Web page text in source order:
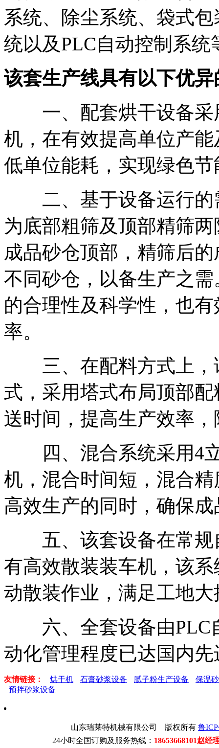
系统、除尘系统、袋式
统以及PLC自动控制系统
该套生产线具有以下优
一、配套烘干设备采
机，在有效提高单位产
低单位能耗，实现绿色
二、基于设备运行的
为底部粗筛及顶部精筛
成品砂仓顶部，精筛后
不同砂仓，以备生产之
的合理性及科学性，也
率。
三、在配料方式上，
式，采用塔式布局顶部
送时间，提高生产效率
四、混合系统采用4立
机，混合时间短，混合
高效生产的同时，确保
五、该套设备在常规
有高效散装装车机，该
动散装作业，满足工地
六、全套设备由PLC
动化管理程度已达国内
友情链接： 烘干机 石膏砂浆设备 腻子粉生产设备
保温
预拌砂浆设备
山东瑞莱特机械有限公司 版权所有 鲁
24小时全国订购及服务热线： 18653668101赵经